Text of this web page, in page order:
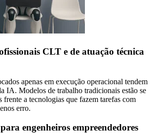
CLT e de atuação técnica
apenas em execução operacional tendem
IA. Modelos de trabalho tradicionais estão se
frente a tecnologias que fazem tarefas com
erro.
engenheiros empreendedores